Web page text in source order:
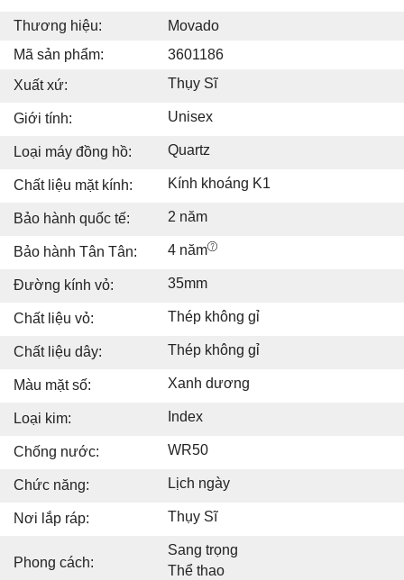
Thương hiệu:
Movado
Mã sản phẩm:
3601186
Xuất xứ:
Thụy Sĩ
Giới tính: Unisex
Loại máy đồng hồ: Quartz
Chất liệu mặt kính: Kính khoáng K1
Bảo hành quốc tế: 2 năm
Bảo hành Tân Tân: 4 năm
Đường kính vỏ: 35mm
Chất liệu vỏ: Thép không gỉ
Chất liệu dây: Thép không gỉ
Màu mặt số: Xanh dương
Loại kim: Index
Chống nước: WR50
Chức năng: Lịch ngày
Nơi lắp ráp: Thụy Sĩ
Phong cách:
Sang trọng
Thể thao